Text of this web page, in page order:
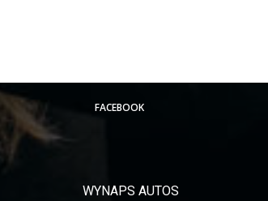
FACEBOOK
WYNAPS AUTOS